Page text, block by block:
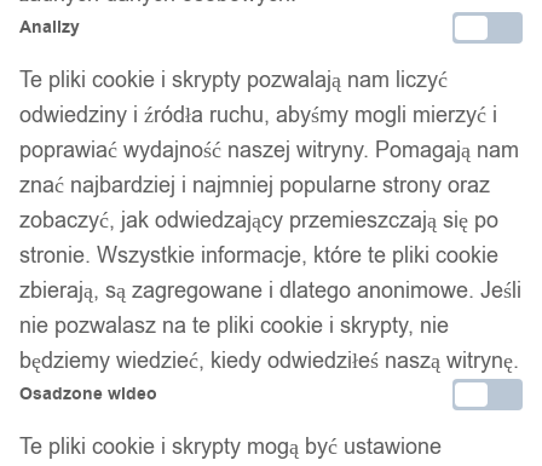
Analizy
Te pliki cookie i skrypty pozwalają nam liczyć
odwiedziny i źródła ruchu, abyśmy mogli mierzyć i
poprawiać wydajność naszej witryny. Pomagają nam
znać najbardziej i najmniej popularne strony oraz
zobaczyć, jak odwiedzający przemieszczają się po
stronie. Wszystkie informacje, które te pliki cookie
zbierają, są zagregowane i dlatego anonimowe. Jeśli
nie pozwalasz na te pliki cookie i skrypty, nie
będziemy wiedzieć, kiedy odwiedziłeś naszą witrynę.
Osadzone wideo
Te pliki cookie i skrypty mogą być ustawione